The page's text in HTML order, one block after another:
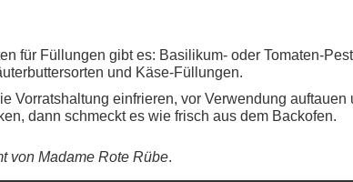
für Füllungen gibt es: Basilikum- oder Tomaten-
und Käse-Füllungen.
Vorratshaltung einfrieren, vor Verwendung
dann schmeckt es wie frisch aus dem Backofen.
von Madame Rote Rübe.